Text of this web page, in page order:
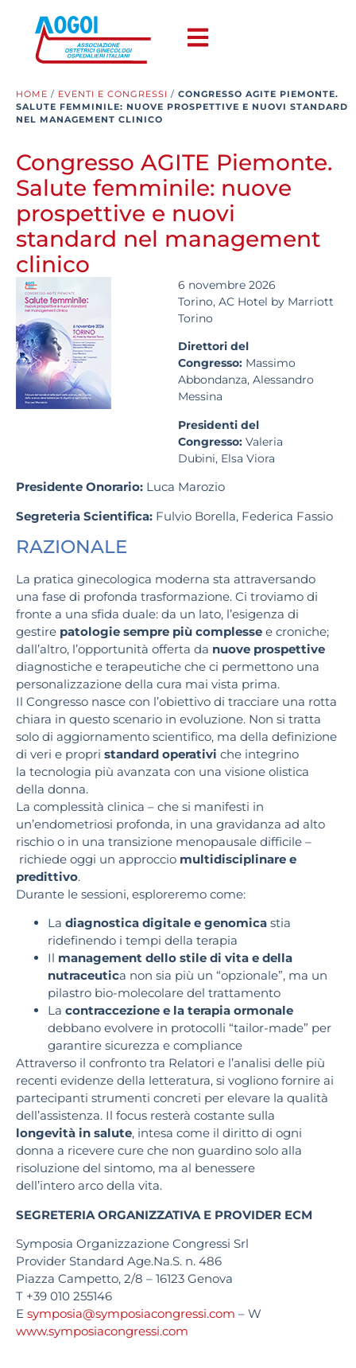
HOME / EVENTI E CONGRESSI / CONGRESSO AGITE PIEMONTE.
SALUTE FEMMINILE: NUOVE PROSPETTIVE E NUOVI STANDARD
NEL MANAGEMENT CLINICO
Congresso AGITE Piemonte.
Salute femminile: nuove
prospettive e nuovi
standard nel management
clinico
6 novembre 2026
Torino, AC Hotel by Marriott
Torino
Direttori del
Congresso: Massimo
Abbondanza, Alessandro
Messina
Presidenti del
Congresso: Valeria
Dubini, Elsa Viora
Presidente Onorario: Luca Marozio
Segreteria Scientifica: Fulvio Borella, Federica Fassio
RAZIONALE
La pratica ginecologica moderna sta attraversando
una fase di profonda trasformazione. Ci troviamo di
fronte a una sfida duale: da un lato, l’esigenza di
gestire patologie sempre più complesse e croniche;
dall’altro, l’opportunità offerta da nuove prospettive
diagnostiche e terapeutiche che ci permettono una
personalizzazione della cura mai vista prima.
Il Congresso nasce con l’obiettivo di tracciare una rotta
chiara in questo scenario in evoluzione. Non si tratta
solo di aggiornamento scientifico, ma della definizione
di veri e propri standard operativi che integrino
la tecnologia più avanzata con una visione olistica
della donna.
La complessità clinica – che si manifesti in
un’endometriosi profonda, in una gravidanza ad alto
rischio o in una transizione menopausale difficile –
richiede oggi un approccio multidisciplinare e
predittivo.
Durante le sessioni, esploreremo come:
La diagnostica digitale e genomica stia
ridefinendo i tempi della terapia
Il management dello stile di vita e della
nutraceutica non sia più un “opzionale”, ma un
pilastro bio-molecolare del trattamento
La contraccezione e la terapia ormonale
debbano evolvere in protocolli “tailor-made” per
garantire sicurezza e compliance
Attraverso il confronto tra Relatori e l’analisi delle più
recenti evidenze della letteratura, si vogliono fornire ai
partecipanti strumenti concreti per elevare la qualità
dell’assistenza. Il focus resterà costante sulla
longevità in salute, intesa come il diritto di ogni
donna a ricevere cure che non guardino solo alla
risoluzione del sintomo, ma al benessere
dell’intero arco della vita.
SEGRETERIA ORGANIZZATIVA E PROVIDER ECM
Symposia Organizzazione Congressi Srl
Provider Standard Age.Na.S. n. 486
Piazza Campetto, 2/8 – 16123 Genova
T +39 010 255146
E symposia@symposiacongressi.com – W
www.symposiacongressi.com